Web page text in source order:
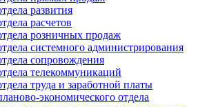
развития
расчетов
розничных продаж
системного администрирования
сопровождения
телекоммуникаций
труда и заработной платы
экономического отдела